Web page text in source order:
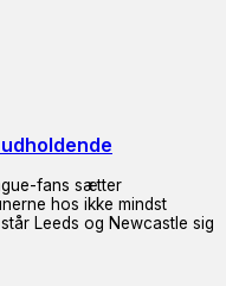
fans sætter
hos ikke mindst
Leeds og Newcastle sig